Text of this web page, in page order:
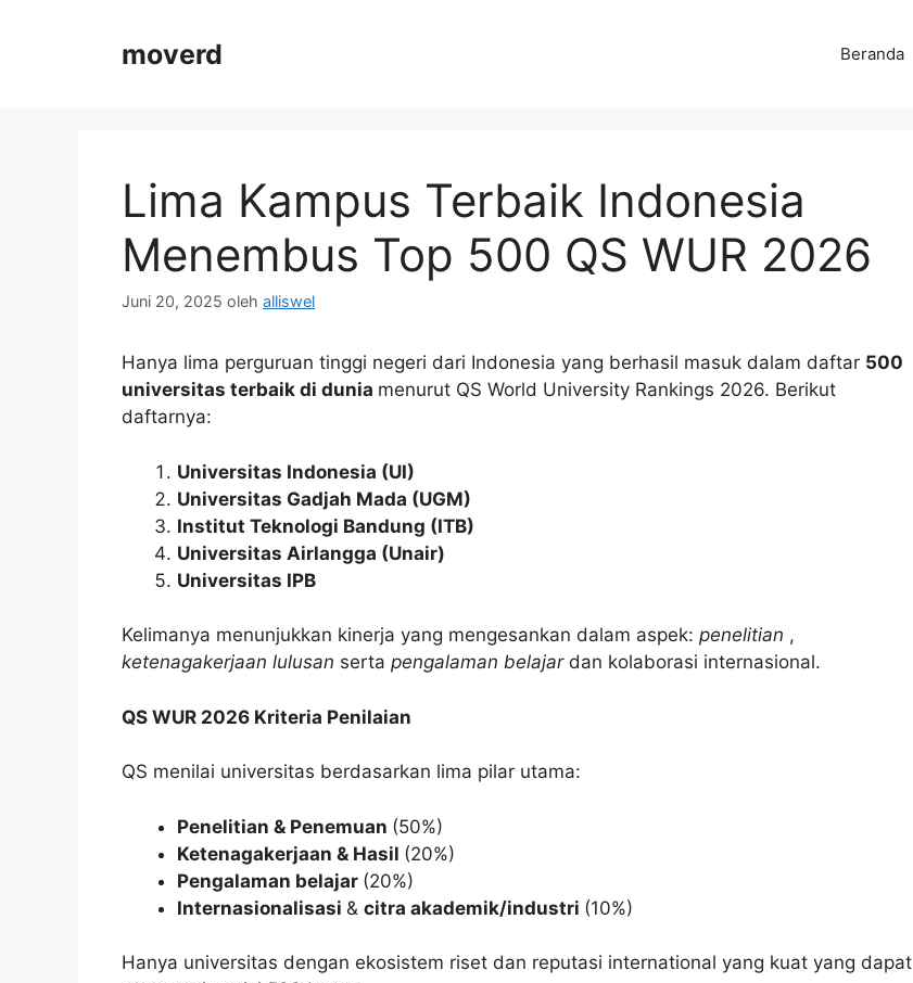
moverd Beranda
Lima Kampus Terbaik Indonesia
Menembus Top 500 QS WUR 2026
Juni 20, 2025 oleh alliswel
Hanya lima perguruan tinggi negeri dari Indonesia yang berhasil masuk dalam daftar 500
universitas terbaik di dunia menurut QS World University Rankings 2026. Berikut
daftarnya:
Universitas Indonesia (UI)
Universitas Gadjah Mada (UGM)
Institut Teknologi Bandung (ITB)
Universitas Airlangga (Unair)
Universitas IPB
Kelimanya menunjukkan kinerja yang mengesankan dalam aspek: penelitian ,
ketenagakerjaan lulusan serta pengalaman belajar dan kolaborasi internasional.
QS WUR 2026 Kriteria Penilaian
QS menilai universitas berdasarkan lima pilar utama:
Penelitian & Penemuan (50%)
Ketenagakerjaan & Hasil (20%)
Pengalaman belajar (20%)
Internasionalisasi & citra akademik/industri (10%)
Hanya universitas dengan ekosistem riset dan reputasi international yang kuat yang dapat